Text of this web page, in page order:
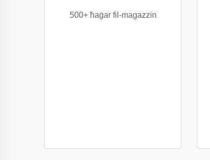
500+ ħaġar fil-magazzin